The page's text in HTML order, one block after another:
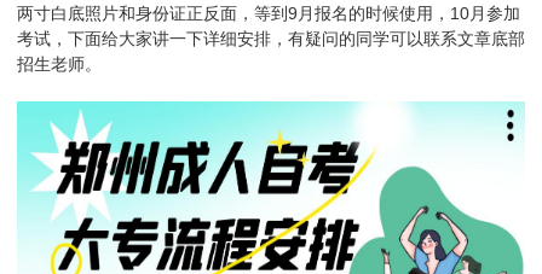
两寸白底照片和身份证正反面，等到9月报名的时候使用，10月参加
考试，下面给大家讲一下详细安排，有疑问的同学可以联系文章底部
招生老师。